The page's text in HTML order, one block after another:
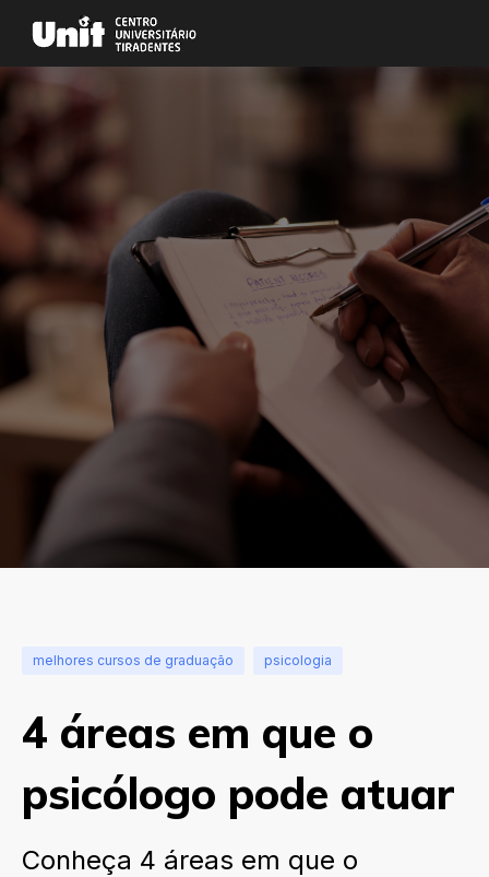
melhores cursos de graduação psicologia
4 áreas em que o
psicólogo pode atuar
Conheça 4 áreas em que o